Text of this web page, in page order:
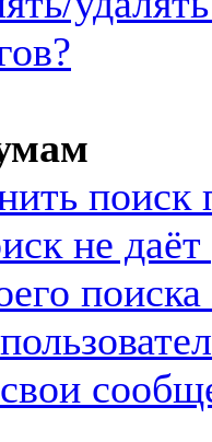
не даёт